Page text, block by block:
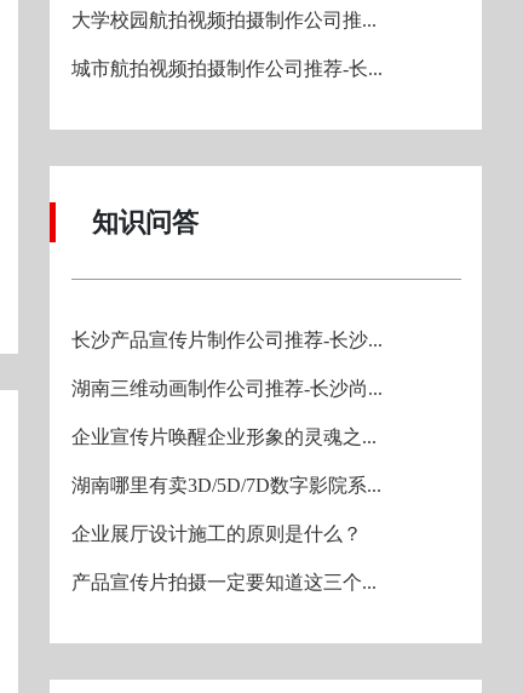
大学校园航拍视频拍摄制作公司推...
城市航拍视频拍摄制作公司推荐-长...
知识问答
长沙产品宣传片制作公司推荐-长沙...
湖南三维动画制作公司推荐-长沙尚...
企业宣传片唤醒企业形象的灵魂之...
湖南哪里有卖3D/5D/7D数字影院系...
企业展厅设计施工的原则是什么？
产品宣传片拍摄一定要知道这三个...